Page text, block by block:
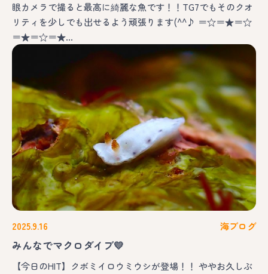
眼カメラで撮ると最高に綺麗な魚です！！TG7でもそのクオ
リティを少しでも出せるよう頑張ります(^^♪ ＝☆＝★＝☆
＝★＝☆＝★…
2025.9.16 海ブログ
みんなでマクロダイブ💛
【今日のHIT】クボミイロウミウシが登場！！ ややお久しぶ